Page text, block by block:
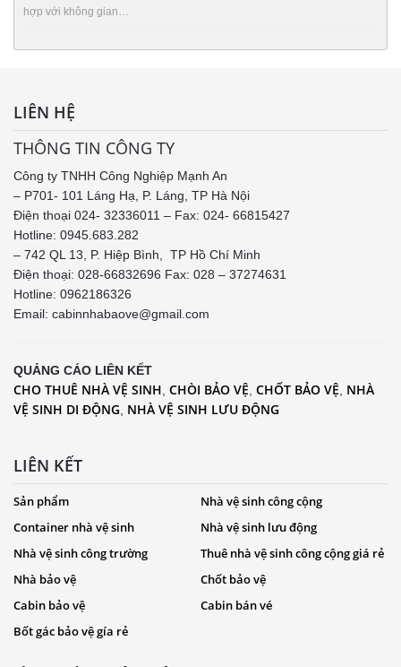
hợp với không gian…
LIÊN HỆ
THÔNG TIN CÔNG TY
Công ty TNHH Công Nghiệp Mạnh An
– P701- 101 Láng Hạ, P. Láng, TP Hà Nội
Điện thoại 024- 32336011 – Fax: 024- 66815427
Hotline: 0945.683.282
– 742 QL 13, P. Hiệp Bình, TP Hồ Chí Minh
Điện thoại: 028-66832696 Fax: 028 – 37274631
Hotline: 0962186326
Email: cabinnhabaove@gmail.com
QUẢNG CÁO LIÊN KẾT
CHO THUÊ NHÀ VỆ SINH CHÒI BẢO VỆ CHỐT BẢO VỆ NHÀ
VỆ SINH DI ĐỘNG NHÀ VỆ SINH LƯU ĐỘNG
LIÊN KẾT
Sản phẩm
Nhà vệ sinh công cộng
Container nhà vệ sinh
Nhà vệ sinh lưu động
Nhà vệ sinh công trường
Thuê nhà vệ sinh công cộng giá rẻ
Nhà bảo vệ
Chốt bảo vệ
Cabin bảo vệ
Cabin bán vé
Bốt gác bảo vệ gía rẻ